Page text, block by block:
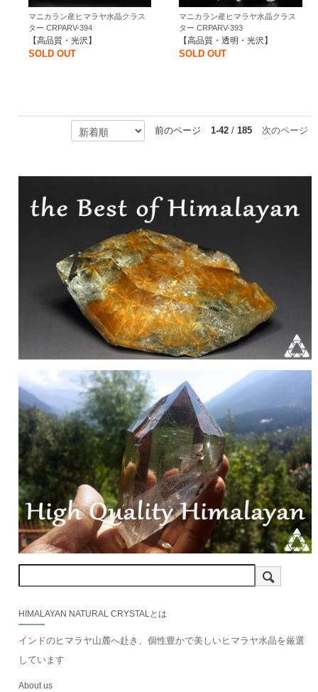
マニカラン産ヒマラヤ水晶クラス
ター CRPARV-394
【高品質・光沢】
SOLD OUT
マニカラン産ヒマラヤ水晶クラス
ター CRPARV-393
【高品質・透明・光沢】
SOLD OUT
前のページ 1-42/ 185 次のページ
HIMALAYAN NATURAL CRYSTALとは
インドのヒマラヤ山麓へ赴き、個性豊かで美しいヒマラヤ水晶を厳選
しています
About us